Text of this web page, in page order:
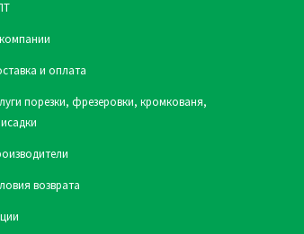
и оплата
порезки, фрезеровки, кромкованя,
возврата